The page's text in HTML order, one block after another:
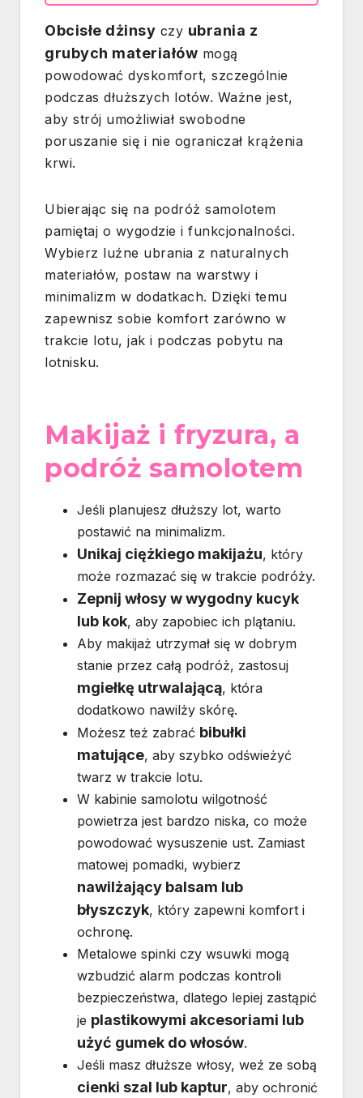
Obcisłe dżinsy czy ubrania z
grubych materiałów mogą
powodować dyskomfort, szczególnie
podczas dłuższych lotów. Ważne jest,
aby strój umożliwiał swobodne
poruszanie się i nie ograniczał krążenia
krwi.
Ubierając się na podróż samolotem
pamiętaj o wygodzie i funkcjonalności.
Wybierz luźne ubrania z naturalnych
materiałów, postaw na warstwy i
minimalizm w dodatkach. Dzięki temu
zapewnisz sobie komfort zarówno w
trakcie lotu, jak i podczas pobytu na
lotnisku.
Makijaż i fryzura, a
podróż samolotem
Jeśli planujesz dłuższy lot, warto
postawić na minimalizm.
Unikaj ciężkiego makijażu, który
może rozmazać się w trakcie podróży.
Zepnij włosy w wygodny kucyk
lub kok, aby zapobiec ich plątaniu.
Aby makijaż utrzymał się w dobrym
stanie przez całą podróż, zastosuj
mgiełkę utrwalającą, która
dodatkowo nawilży skórę.
Możesz też zabrać bibułki
matujące, aby szybko odświeżyć
twarz w trakcie lotu.
W kabinie samolotu wilgotność
powietrza jest bardzo niska, co może
powodować wysuszenie ust. Zamiast
matowej pomadki, wybierz
nawilżający balsam lub
błyszczyk, który zapewni komfort i
ochronę.
Metalowe spinki czy wsuwki mogą
wzbudzić alarm podczas kontroli
bezpieczeństwa, dlatego lepiej zastąpić
je plastikowymi akcesoriami lub
użyć gumek do włosów.
Jeśli masz dłuższe włosy, weź ze sobą
cienki szal lub kaptur, aby ochronić